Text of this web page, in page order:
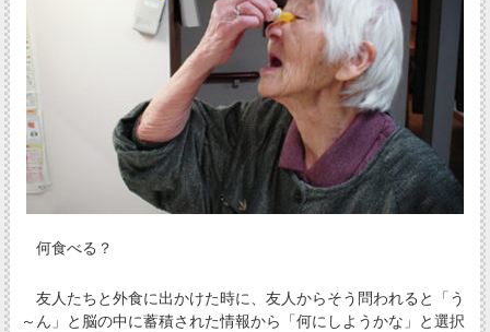
何食べる？
友人たちと外食に出かけた時に、友人からそう問われると「う
～ん」と脳の中に蓄積された情報から「何にしようかな」と選択